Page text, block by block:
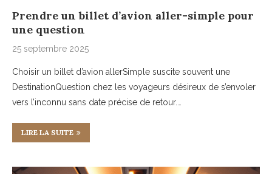
Prendre un billet d’avion aller-simple pour
une question
25 septembre 2025
Choisir un billet d’avion allerSimple suscite souvent une
DestinationQuestion chez les voyageurs désireux de s’envoler
vers l’inconnu sans date précise de retour.…
LIRE LA SUITE